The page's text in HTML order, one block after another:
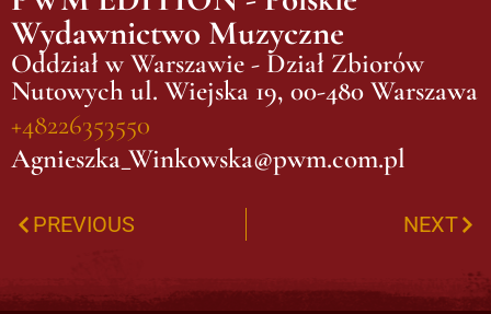
Wydawnictwo Muzyczne
Oddział w Warszawie - Dział Zbiorów
Nutowych ul. Wiejska 19, 00-480 Warszawa
+48226353550
Agnieszka_Winkowska@pwm.com.pl
PREVIOUS NEXT